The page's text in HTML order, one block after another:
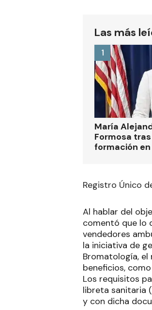
Las más
María
Formosa
formación
1
Registro Único
Al hablar del
comentó que lo
vendedores
la iniciativa de
Bromatología,
beneficios,
Los requisitos
libreta sanitaria
y con dicha